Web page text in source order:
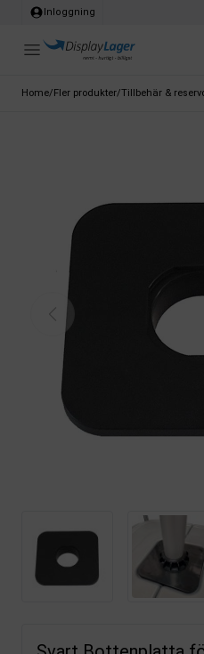
Inloggning
Home/Fler produkter/Tillbehär &